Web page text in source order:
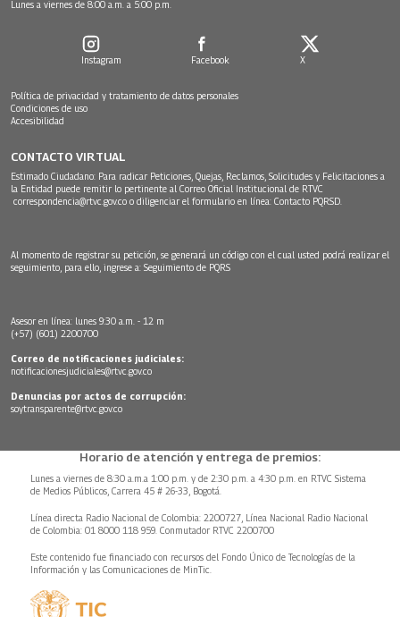
Lunes a viernes de 8:00 a.m. a 5:00 p.m.
Instagram Facebook X
Política de privacidad y tratamiento de datos personales
Condiciones de uso
Accesibilidad
CONTACTO VIRTUAL
Estimado Ciudadano: Para radicar Peticiones, Quejas, Reclamos, Solicitudes y Felicitaciones a
la Entidad puede remitir lo pertinente al Correo Oficial Institucional de RTVC
correspondencia@rtvc.gov.co o diligenciar el formulario en línea: Contacto PQRSD.
Al momento de registrar su petición, se generará un código con el cual usted podrá realizar el
seguimiento, para ello, ingrese a: Seguimiento de PQRS
Asesor en línea: lunes 9:30 a.m. - 12 m
(+57) (601) 2200700
Correo de notificaciones judiciales:
notificacionesjudiciales@rtvc.gov.co
Denuncias por actos de corrupción:
soytransparente@rtvc.gov.co
Horario de atención y entrega de premios:
Lunes a viernes de 8:30 a.m.a 1:00 p.m. y de 2:30 p.m. a 4:30 p.m. en RTVC Sistema
de Medios Públicos, Carrera 45 # 26-33, Bogotá.
Línea directa Radio Nacional de Colombia: 2200727, Línea Nacional Radio Nacional
de Colombia: 01 8000 118 959. Conmutador RTVC 2200700
Este contenido fue financiado con recursos del Fondo Único de Tecnologías de la
Información y las Comunicaciones de MinTic.